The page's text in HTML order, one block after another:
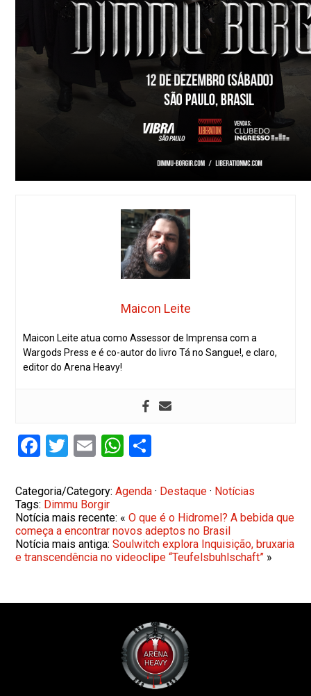
Maicon Leite
Maicon Leite atua como Assessor de Imprensa com a
Wargods Press e é co-autor do livro Tá no Sangue!, e claro,
editor do Arena Heavy!
Facebook
Twitter
EmailWhatsApp
Categoria/Category:Agenda · Destaque · Notícias
Tags: Dimmu Borgir
Notícia mais recente: «O que é o Hidromel? A bebida que
começa a encontrar novos adeptos no Brasil
Notícia mais antiga:Soulwitch explora Inquisição, bruxaria
e transcendência no videoclipe “Teufelsbuhlschaft” »